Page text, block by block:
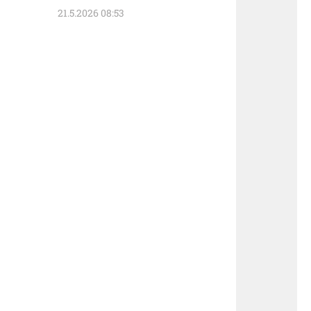
21.5.2026 08:53